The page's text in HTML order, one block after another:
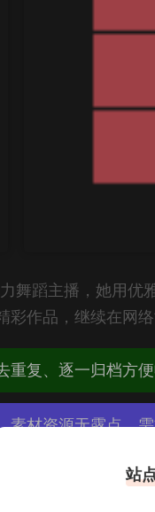
舞蹈主播，她用优
作品，继续在网
复、逐一归档方便
材资源无露点、
单处理。
www.abcjyw.com/
站